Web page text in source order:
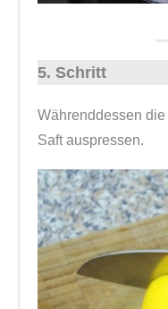
5. Schritt
Währenddessen die
Saft auspressen.